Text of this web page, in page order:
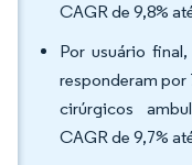
CAGR de 9,8%
Por usuário
responderam por
cirúrgicos
CAGR de 9,7%